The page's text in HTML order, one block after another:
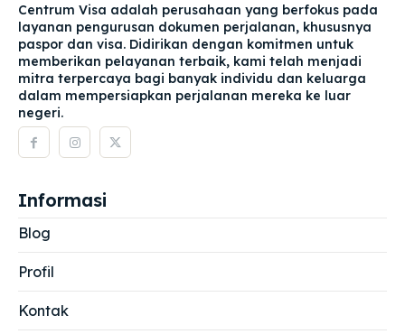
Centrum Visa adalah perusahaan yang berfokus pada
layanan pengurusan dokumen perjalanan, khususnya
paspor dan visa. Didirikan dengan komitmen untuk
memberikan pelayanan terbaik, kami telah menjadi
mitra terpercaya bagi banyak individu dan keluarga
dalam mempersiapkan perjalanan mereka ke luar
negeri.
Informasi
Blog
Profil
Kontak